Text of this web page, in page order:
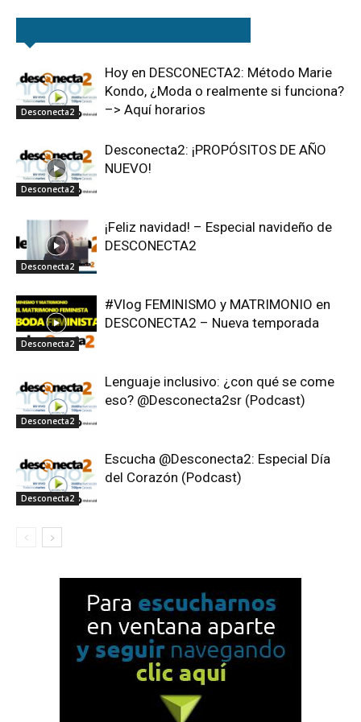
Desconecta2
Hoy en DESCONECTA2: Método Marie
Kondo, ¿Moda o realmente si funciona?
–> Aquí horarios
Desconecta2
Desconecta2: ¡PROPÓSITOS DE AÑO
NUEVO!
Desconecta2
¡Feliz navidad! – Especial navideño de
DESCONECTA2
Desconecta2
#Vlog FEMINISMO y MATRIMONIO en
DESCONECTA2 – Nueva temporada
Desconecta2
Lenguaje inclusivo: ¿con qué se come
eso? @Desconecta2sr (Podcast)
Desconecta2
Escucha @Desconecta2: Especial Día
del Corazón (Podcast)